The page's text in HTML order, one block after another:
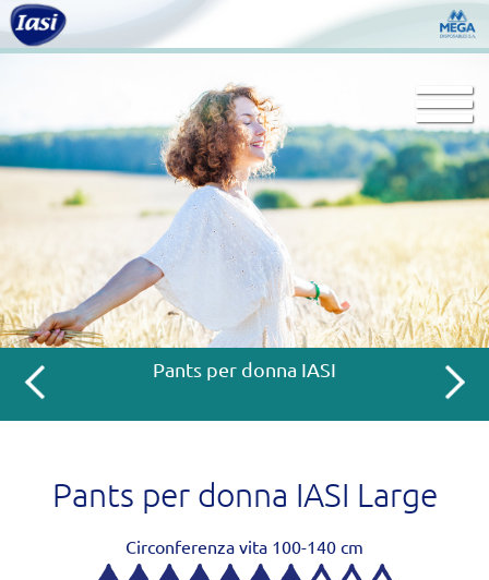
Pants per donna IASI
Pants per donna IASI Large
Circonferenza vita 100-140 cm